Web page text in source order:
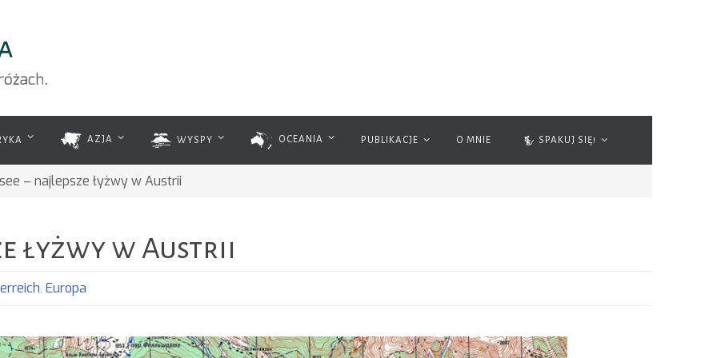
AZJA WYSPY OCEANIA PUBLIKACJE O MNIE SPAKUJ SIĘ!
– najlepsze łyżwy w Austrii
łyżwy w Austrii
, Europa